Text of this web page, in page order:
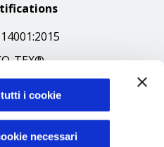
i cookie
necessari
TEX®
SCOPE Certificate
SCOPE Certificate
Policy